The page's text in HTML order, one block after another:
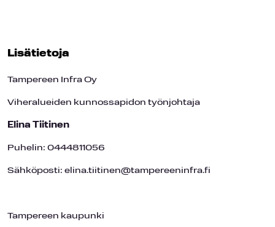
Lisätietoja
Tampereen Infra Oy
Viheralueiden kunnossapidon työnjohtaja
Elina Tiitinen
Puhelin: 0444811056
Sähköposti: elina.tiitinen@tampereeninfra.fi
Tampereen kaupunki